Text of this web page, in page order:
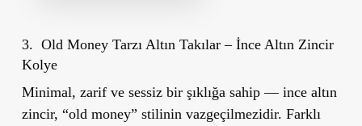
3. Old Money Tarzı Altın Takılar – İnce Altın Zincir
Kolye
Minimal, zarif ve sessiz bir şıklığa sahip — ince altın
zincir, “old money” stilinin vazgeçilmezidir. Farklı